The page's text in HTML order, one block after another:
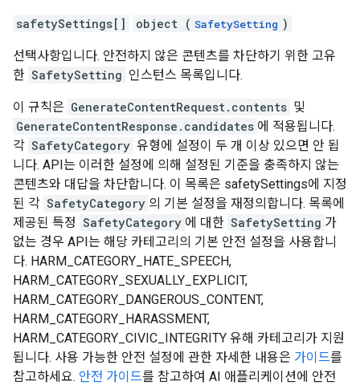
safetySettings[] object ( SafetySetting )
선택사항입니다. 안전하지 않은 콘텐츠를 차단하기 위한 고유
한 SafetySetting 인스턴스 목록입니다.
이 규칙은 GenerateContentRequest.contents 및
GenerateContentResponse.candidates 에 적용됩니다.
각 SafetyCategory 유형에 설정이 두 개 이상 있으면 안 됩
니다. API는 이러한 설정에 의해 설정된 기준을 충족하지 않는
콘텐츠와 대답을 차단합니다. 이 목록은 safetySettings에 지정
된 각 SafetyCategory 의 기본 설정을 재정의합니다. 목록에
제공된 특정 SafetyCategory 에 대한 SafetySetting 가
없는 경우 API는 해당 카테고리의 기본 안전 설정을 사용합니
다. HARM_CATEGORY_HATE_SPEECH,
HARM_CATEGORY_SEXUALLY_EXPLICIT,
HARM_CATEGORY_DANGEROUS_CONTENT,
HARM_CATEGORY_HARASSMENT,
HARM_CATEGORY_CIVIC_INTEGRITY 유해 카테고리가 지원
됩니다. 사용 가능한 안전 설정에 관한 자세한 내용은 가이드를
참고하세요. 안전 가이드를 참고하여 AI 애플리케이션에 안전